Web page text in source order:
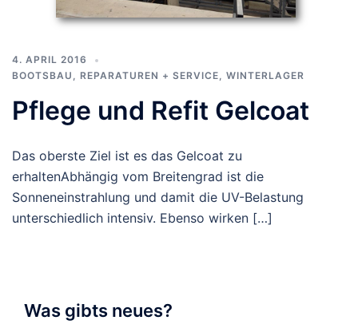
4. APRIL 2016
BOOTSBAU , REPARATUREN + SERVICE, WINTERLAGER
Pflege und Refit Gelcoat
Das oberste Ziel ist es das Gelcoat zu
erhaltenAbhängig vom Breitengrad ist die
Sonneneinstrahlung und damit die UV-Belastung
unterschiedlich intensiv. Ebenso wirken […]
Was gibts neues?